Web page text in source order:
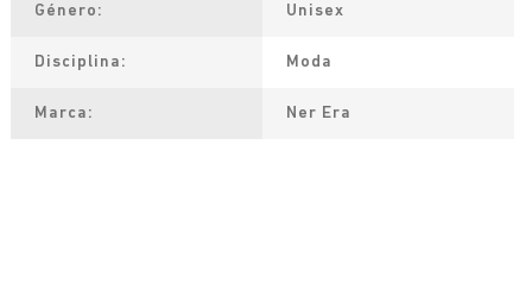
Género Unisex
Disciplina Moda
Marca Ner Era